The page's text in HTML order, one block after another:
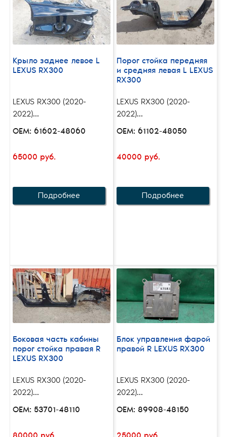
Крыло заднее левое L
LEXUS RX300
LEXUS RX300 (2020-
2022)...
OEM: 61602-48060
65000 руб.
Подробнее
Порог стойка передняя
и средняя левая L LEXUS
RX300
LEXUS RX300 (2020-
2022)...
OEM: 61102-48050
40000 руб.
Подробнее
Боковая часть кабины
порог стойка правая R
LEXUS RX300
LEXUS RX300 (2020-
2022)...
OEM: 53701-48110
Блок управления фарой
правой R LEXUS RX300
LEXUS RX300 (2020-
2022)...
OEM: 89908-48150